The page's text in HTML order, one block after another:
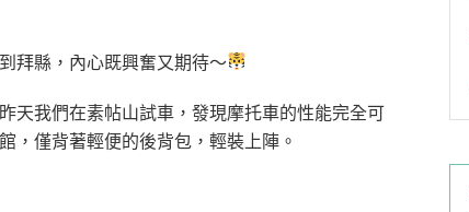
拜縣，內心既興奮又期待～
天我們在素帖山試車，發現摩托車的性能完全可
，僅背著輕便的後背包，輕裝上陣。